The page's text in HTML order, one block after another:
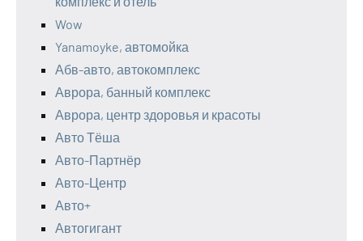
Wow
Yanamoyke, автомойка
Абв-авто, автокомплекс
Аврора, банный комплекс
Аврора, центр здоровья и красоты
Авто Тёша
Авто-Партнёр
Авто-Центр
Авто+
Автогигант